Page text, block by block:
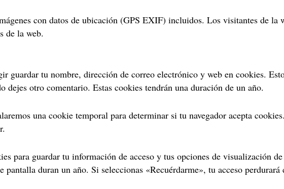
con datos de ubicación (GPS EXIF) incluidos. Los visitantes de la
de la web.
guardar tu nombre, dirección de correo electrónico y web en cookies.
dejes otro comentario. Estas cookies tendrán una duración de un año.
una cookie temporal para determinar si tu navegador acepta
para guardar tu información de acceso y tus opciones de visualización
duran un año. Si seleccionas «Recuérdarme», tu acceso perdurará